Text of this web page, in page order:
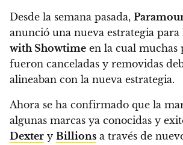
Desde la semana pasada,
anunció una nueva estrategia para
with Showtime en la cual muchas
fueron canceladas y removidas
alineaban con la nueva estrategia.
Ahora se ha confirmado que la
algunas marcas ya conocidas y
Dexter y Billions a través de